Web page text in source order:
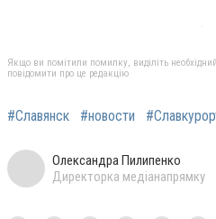
Якщо ви помітили помилку, виділіть
повідомити про це редакцію
#Славянск #новости
Олександра Пилипенко
Директорка медіанапрямку